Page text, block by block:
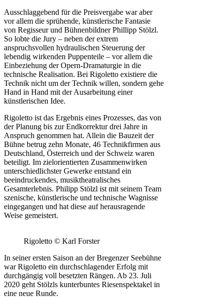
Ausschlaggebend für die Preisvergabe war aber
vor allem die sprühende, künstlerische Fantasie
von Regisseur und Bühnenbildner Phillipp Stölzl.
So lobte die Jury – neben der extrem
anspruchsvollen hydraulischen Steuerung der
lebendig wirkenden Puppenteile – vor allem die
Einbeziehung der Opern-Dramaturgie in die
technische Realisation. Bei Rigoletto existiere die
Technik nicht um der Technik willen, sondern gehe
Hand in Hand mit der Ausarbeitung einer
künstlerischen Idee.
Rigoletto ist das Ergebnis eines Prozesses, das von
der Planung bis zur Endkorrektur drei Jahre in
Anspruch genommen hat. Allein die Bauzeit der
Bühne betrug zehn Monate, 46 Technikfirmen aus
Deutschland, Österreich und der Schweiz waren
beteiligt. Im zielorientierten Zusammenwirken
unterschiedlichster Gewerke entstand ein
beeindruckendes, musiktheatralisches
Gesamterlebnis. Philipp Stölzl ist mit seinem Team
szenische, künstlerische und technische Wagnisse
eingegangen und hat diese auf herausragende
Weise gemeistert.
Rigoletto © Karl Forster
In seiner ersten Saison an der Bregenzer Seebühne
war Rigoletto ein durchschlagender Erfolg mit
durchgängig voll besetzten Rängen. Ab 23. Juli
2020 geht Stölzls kunterbuntes Riesenspektakel in
eine neue Runde.